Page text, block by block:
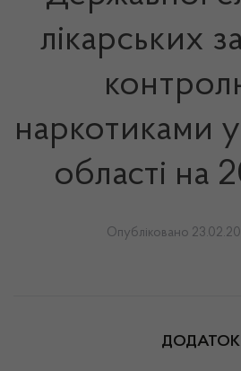
лікарських
наркотиками
області на
Опубліковано
ДОДАТОК